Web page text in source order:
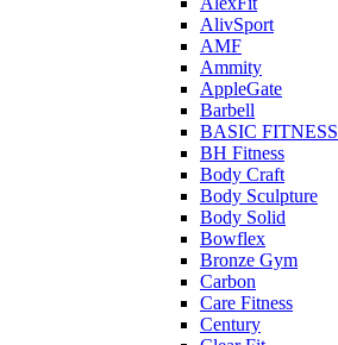
AlivSport
AMF
Ammity
AppleGate
Barbell
BASIC FITNESS
BH Fitness
Body Craft
Body Sculpture
Body Solid
Bowflex
Bronze Gym
Carbon
Care Fitness
Century